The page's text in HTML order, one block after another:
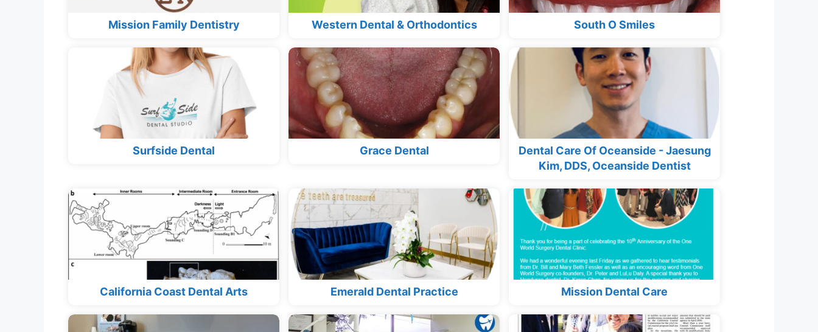
Mission Family Dentistry Western Dental & Orthodontics South O Smiles
Surfside Dental Grace Dental
Dental Care Of Oceanside - Jaesung
Kim, DDS, Oceanside Dentist
California Coast Dental Arts Emerald Dental Practice Mission Dental Care